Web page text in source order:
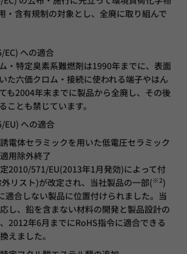
・含有規制の対象とし、全廃に取り組んで
EC) への適合
・特定臭素系難燃剤は1990年までに、表面
た六価クロム・接続に使われる端子やはん
も2004年末までに製品から全廃し、その後
ことも禁じています。
EU) への適合
電体セラミックを用いた低電圧セラミック
用除外終了
2010/571/EU(2013年1月発効)によって付
リスト)が改定され、当社製品の一部( ※2)
適合しない製品に位置付けられました。当
し、鉛を含まない材料の開発と製品設計の
2012年6月までにRoHS指令に適合できる
えました。